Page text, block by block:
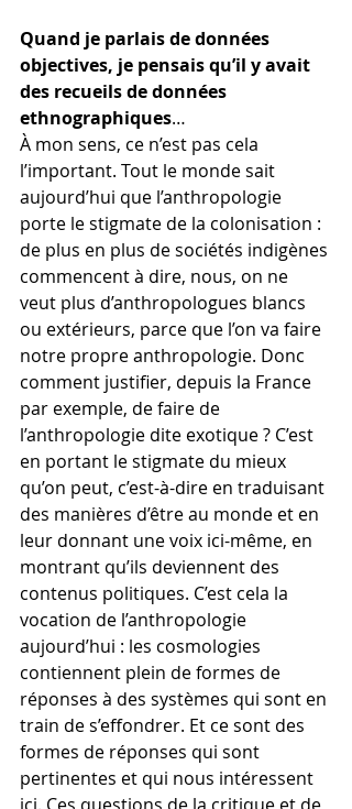
Quand je parlais de données
objectives, je pensais qu’il y avait
des recueils de données
ethnographiques…
À mon sens, ce n’est pas cela
l’important. Tout le monde sait
aujourd’hui que l’anthropologie
porte le stigmate de la colonisation :
de plus en plus de sociétés indigènes
commencent à dire, nous, on ne
veut plus d’anthropologues blancs
ou extérieurs, parce que l’on va faire
notre propre anthropologie. Donc
comment justifier, depuis la France
par exemple, de faire de
l’anthropologie dite exotique ? C’est
en portant le stigmate du mieux
qu’on peut, c’est-à-dire en traduisant
des manières d’être au monde et en
leur donnant une voix ici-même, en
montrant qu’ils deviennent des
contenus politiques. C’est cela la
vocation de l’anthropologie
aujourd’hui : les cosmologies
contiennent plein de formes de
réponses à des systèmes qui sont en
train de s’effondrer. Et ce sont des
formes de réponses qui sont
pertinentes et qui nous intéressent